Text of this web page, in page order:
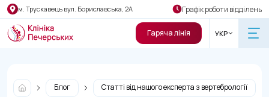
м. Трускавець вул. Бориславська, 2А Графік роботи відділень
Гаряча лінія УКР
Блог
Статті від нашого експерта з вертебрології